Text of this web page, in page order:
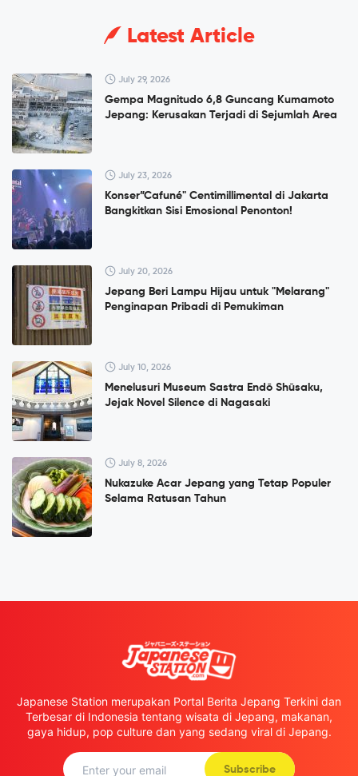
Latest Article
July 29, 2026
Gempa Magnitudo 6,8 Guncang Kumamoto
Jepang: Kerusakan Terjadi di Sejumlah Area
July 23, 2026
Konser”Cafuné" Centimillimental di Jakarta
Bangkitkan Sisi Emosional Penonton!
July 20, 2026
Jepang Beri Lampu Hijau untuk "Melarang"
Penginapan Pribadi di Pemukiman
July 10, 2026
Menelusuri Museum Sastra Endō Shūsaku,
Jejak Novel Silence di Nagasaki
July 8, 2026
Nukazuke Acar Jepang yang Tetap Populer
Selama Ratusan Tahun
Japanese Station merupakan Portal Berita Jepang Terkini dan
Terbesar di Indonesia tentang wisata di Jepang, makanan,
gaya hidup, pop culture dan yang sedang viral di Jepang.
Subscribe